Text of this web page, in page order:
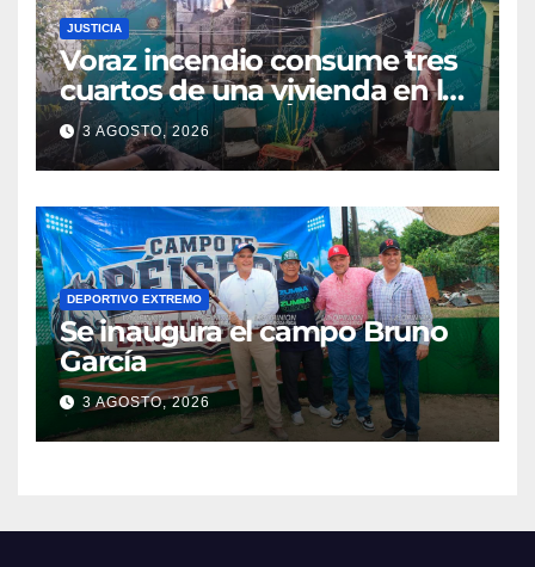
JUSTICIA
Voraz incendio consume tres
cuartos de una vivienda en la
colonia Manuel Ávila
Camacho
3 AGOSTO, 2026
DEPORTIVO EXTREMO
Se inaugura el campo Bruno
García
3 AGOSTO, 2026